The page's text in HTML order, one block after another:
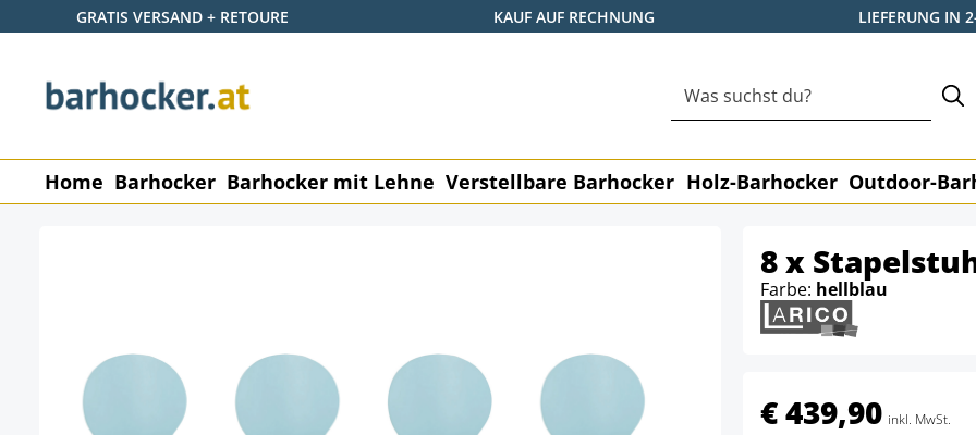
Hauptinhalt springen
Zur Suche springen
Zur Hauptnavigation springen
GRATIS VERSAND + RETOURE KAUF AUF RECHNUNG LIEFERUNG IN
Home Barhocker Barhocker mit Lehne Verstellbare Barhocker Holz-Barhocker Outdoor-
8 x
Farbe: hellblau
€ 439,90 inkl. MwSt.